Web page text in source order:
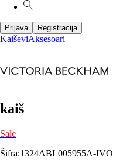
Prijava Registracija
KaiševiAksesoari
kaiš
Sale
Šifra:1324ABL005955A-IVO